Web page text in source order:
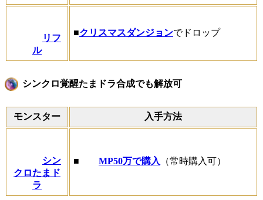
リフ
ル
■クリスマスダンジョンでドロップ
シンクロ覚醒たまドラ合成でも解放可
モンスター 入手方法
シン
クロたまド
ラ
■ MP50万で購入 （常時購入可）